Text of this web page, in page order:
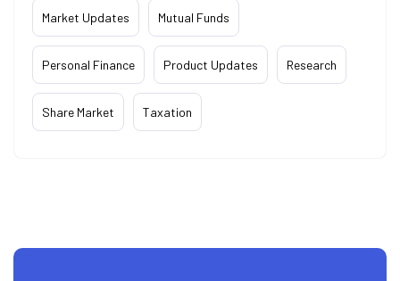
Market Updates Mutual Funds
Personal Finance Product Updates Research
Share Market Taxation